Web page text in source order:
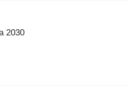
2030